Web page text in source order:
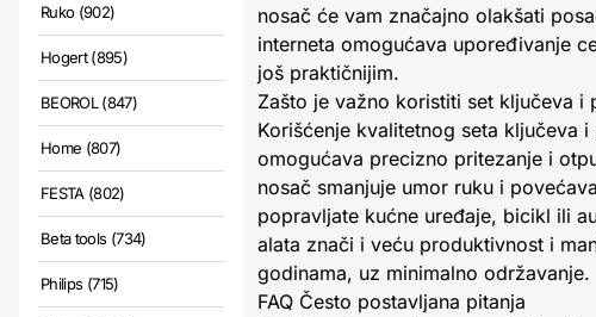
Ruko (902)
Hogert (895)
BEOROL (847)
Home (807)
FESTA (802)
Beta tools (734)
Philips (715)
nosač će vam značajno olakšati
interneta omogućava upoređivanje
još praktičnijim.
Zašto je važno koristiti set ključeva i
Korišćenje kvalitetnog seta ključeva
omogućava precizno pritezanje i
nosač smanjuje umor ruku i
popravljate kućne uređaje, bicikl ili
alata znači i veću produktivnost i
godinama, uz minimalno održavanje.
FAQ Često postavljana pitanja